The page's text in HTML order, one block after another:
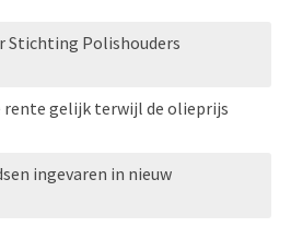
Stichting Polishouders
rente gelijk terwijl de olieprijs
ingevaren in nieuw